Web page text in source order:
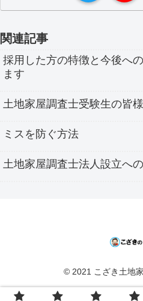
関連記事
採用した方の特徴と今後
ます
土地家屋調査士受験生の皆
ミスを防ぐ方法
土地家屋調査士法人設立へ
© 2021 こざき土地